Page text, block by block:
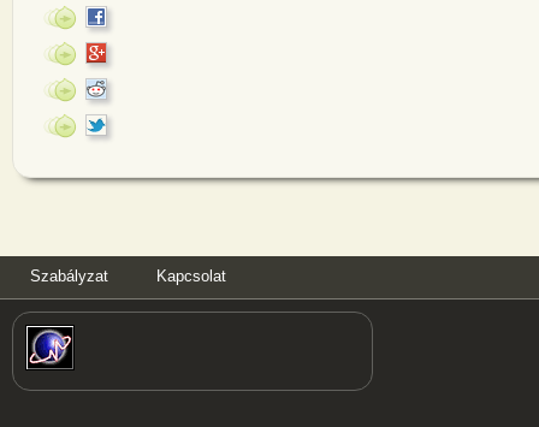
Szabályzat Kapcsolat